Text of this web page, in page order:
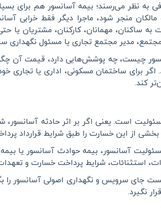
به نظر می‌رسند؛ بیمه آسانسور هم برای
منجر شود، ماجرا دیگر فقط خرابی
مهمانان، کارکنان، مشتریان یا
مدیر مجتمع تجاری یا مسئول نگهداری
چیست، چه پوشش‌هایی دارد، قیمت آن
برای ساختمان مسکونی، اداری یا تجاری
کند.
است. یعنی اگر بر اثر حادثه
بخشی از این خسارت را طبق شرایط قرارداد
آسانسور، بیمه حوادث آسانسور یا
شرایط پرداخت خسارت و تعهدات
جای سرویس و نگهداری اصولی آسانسور را
نگیرد.